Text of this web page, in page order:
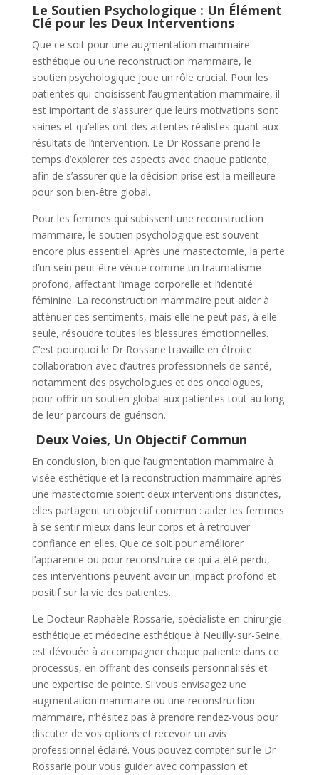
Le Soutien Psychologique : Un Élément
Clé pour les Deux Interventions
Que ce soit pour une augmentation mammaire
esthétique ou une reconstruction mammaire, le
soutien psychologique joue un rôle crucial. Pour les
patientes qui choisissent l’augmentation mammaire, il
est important de s’assurer que leurs motivations sont
saines et qu’elles ont des attentes réalistes quant aux
résultats de l’intervention. Le Dr Rossarie prend le
temps d’explorer ces aspects avec chaque patiente,
afin de s’assurer que la décision prise est la meilleure
pour son bien-être global.
Pour les femmes qui subissent une reconstruction
mammaire, le soutien psychologique est souvent
encore plus essentiel. Après une mastectomie, la perte
d’un sein peut être vécue comme un traumatisme
profond, affectant l’image corporelle et l’identité
féminine. La reconstruction mammaire peut aider à
atténuer ces sentiments, mais elle ne peut pas, à elle
seule, résoudre toutes les blessures émotionnelles.
C’est pourquoi le Dr Rossarie travaille en étroite
collaboration avec d’autres professionnels de santé,
notamment des psychologues et des oncologues,
pour offrir un soutien global aux patientes tout au long
de leur parcours de guérison.
Deux Voies, Un Objectif Commun
En conclusion, bien que l’augmentation mammaire à
visée esthétique et la reconstruction mammaire après
une mastectomie soient deux interventions distinctes,
elles partagent un objectif commun : aider les femmes
à se sentir mieux dans leur corps et à retrouver
confiance en elles. Que ce soit pour améliorer
l’apparence ou pour reconstruire ce qui a été perdu,
ces interventions peuvent avoir un impact profond et
positif sur la vie des patientes.
Le Docteur Raphaële Rossarie, spécialiste en chirurgie
esthétique et médecine esthétique à Neuilly-sur-Seine,
est dévouée à accompagner chaque patiente dans ce
processus, en offrant des conseils personnalisés et
une expertise de pointe. Si vous envisagez une
augmentation mammaire ou une reconstruction
mammaire, n’hésitez pas à prendre rendez-vous pour
discuter de vos options et recevoir un avis
professionnel éclairé. Vous pouvez compter sur le Dr
Rossarie pour vous guider avec compassion et